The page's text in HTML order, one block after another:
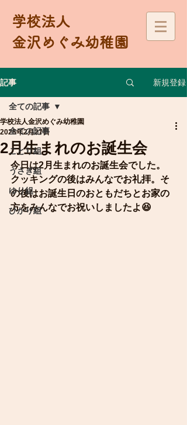
学校法人
金沢めぐみ幼稚園
記事 新規登録
全ての記事
ことり組
うさぎ組
ゆり組
ひかり組
全ての記事
2月生まれのお誕生会
学校法人金沢めぐみ幼稚園
2025年2月27日
今日は2月生まれのお誕生会でした。
クッキングの後はみんなでお礼拝。そ
の後はお誕生日のおともだちとお家の
方をみんなでお祝いしましたよ😆